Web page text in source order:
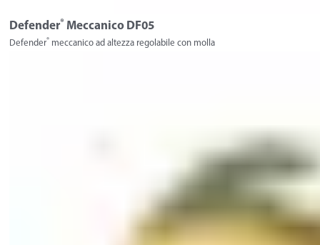
Defender® Meccanico DF05
Defender® meccanico ad altezza regolabile con molla